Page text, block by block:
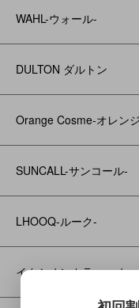
WAHL-ウォール-
DULTON ダルトン
Orange Cosme-オレン
SUNCALL-サンコール-
LHOOQ-ルーク-
イクシオンカラー オー